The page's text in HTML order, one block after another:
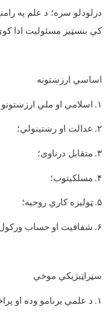
درلودلو سره؛ د علم په
کي بنسټیز مسئولیت ادا
اساسي ارزښتونه
۱ . اسلامي او ملي ارزښتونو
۲. عدالت او رښتینولي؛
۳. متقابل درناوی؛
۴. مسلکيتوب؛
۵. ټولیزه کاري روحیه؛
۶ . شفافیت او حساب
سټراټیژیکي موخي
۱ . د علمي برنامو وده او